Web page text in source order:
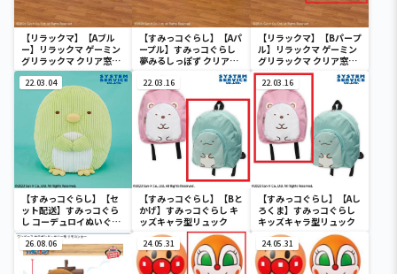
【リラックマ】【Aブル
ー】リラックマ ゲーミン
グリラックマ クリア窓付
き収納ボックス
【すみっコぐらし】【Aパ
ープル】すみっコぐらし
夢みるしっぽず クリア窓
【リラックマ】【Bパープ
ル】リラックマ ゲーミン
グリラックマ クリア窓付
き収納ボックス
22.03.04
【すみっコぐらし】【セ
ット配送】すみっコぐら
し コーデュロイぬいぐる
みXL プレミアム ぺんぎ
ん？
22.03.16
【すみっコぐらし】【Bと
かげ】すみっコぐらし キ
ッズキャラ型リュック
22.03.16
【すみっコぐらし】【Aし
ろくま】すみっコぐらし
キッズキャラ型リュック
26.08.06 24.05.31 24.05.31